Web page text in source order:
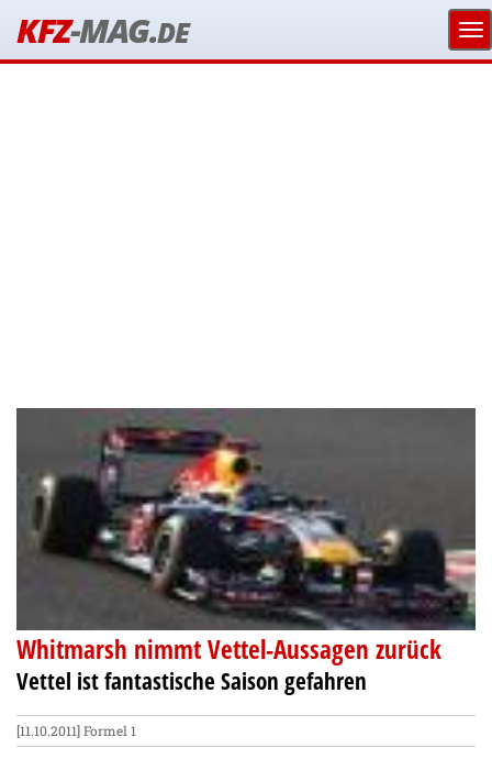
KFZ-MAG.DE
Whitmarsh nimmt Vettel-Aussagen zurück
Vettel ist fantastische Saison gefahren
[11.10.2011]Formel 1